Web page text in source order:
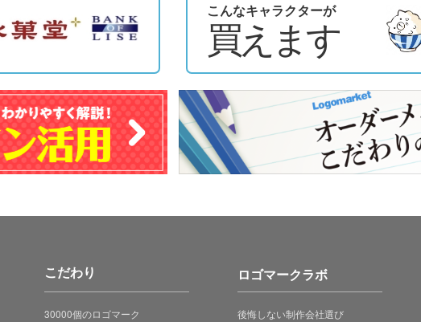
こんなキャラクターが
買えます
こだわり
30000個のロゴマーク
ロゴマークラボ
後悔しない制作会社選び